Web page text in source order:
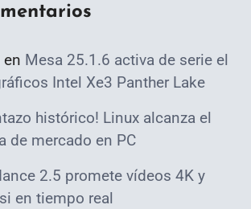
en Mesa 25.1.6 activa de serie el
Intel Xe3 Panther Lake
histórico! Linux alcanza el
de mercado en PC
2.5 promete vídeos 4K y
en tiempo real